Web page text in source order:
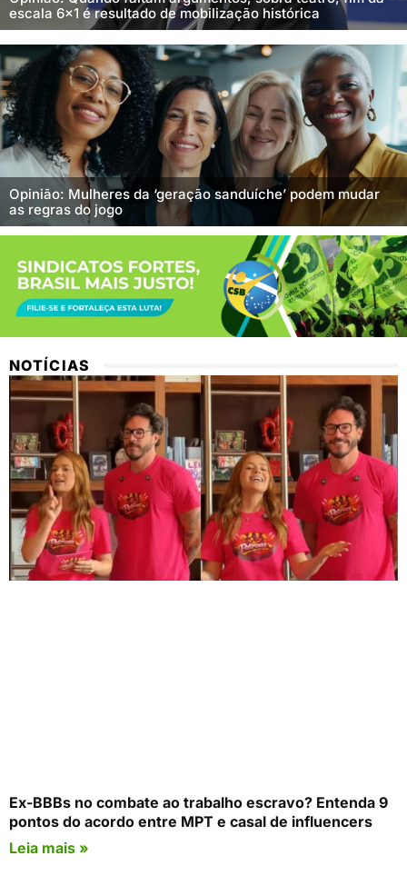
escala 6×1 é resultado de mobilização histórica
Opinião: Mulheres da ‘geração sanduíche’ podem mudar
as regras do jogo
NOTÍCIAS
Ex-BBBs no combate ao trabalho escravo? Entenda 9
pontos do acordo entre MPT e casal de influencers
Leia mais »